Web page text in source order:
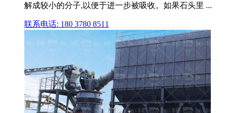
解成较小的分子,以便于进一步被吸收。如果石头里 ...
联系电话: 180 3780 8511